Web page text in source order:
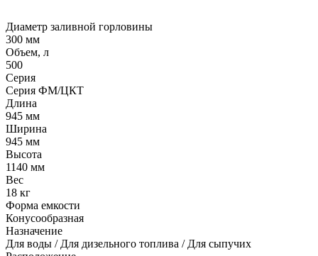
Диаметр заливной горловины
300 мм
Объем, л
500
Серия
Серия ФМ/ЦКТ
Длина
945 мм
Ширина
945 мм
Высота
1140 мм
Вес
18 кг
Форма емкости
Конусообразная
Назначение
Для воды / Для дизельного топлива / Для сыпучих